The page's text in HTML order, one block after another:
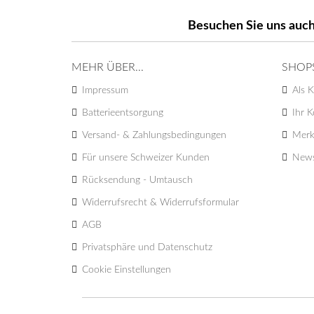
Besuchen Sie uns
MEHR ÜBER...
Impressum
Batterieentsorgung
Versand- & Zahlungsbedingungen
Für unsere Schweizer Kunden
Rücksendung - Umtausch
Widerrufsrecht & Widerrufsformular
AGB
Privatsphäre und Datenschutz
Cookie Einstellungen
Als
Ihr